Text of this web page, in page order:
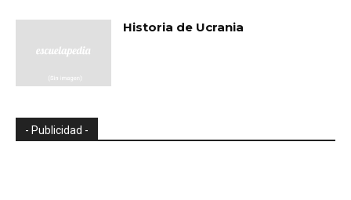
Historia de Ucrania
- Publicidad -